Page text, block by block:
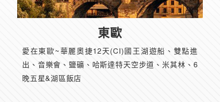
東歐
愛在東歐~華麗奧捷12天(CI)國王湖遊船、雙點進
出、音樂會、鹽礦、哈斯達特天空步道、米其林、6
晚五星&湖區飯店